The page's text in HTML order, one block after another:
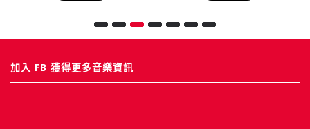
加入 FB 獲得更多音樂資訊